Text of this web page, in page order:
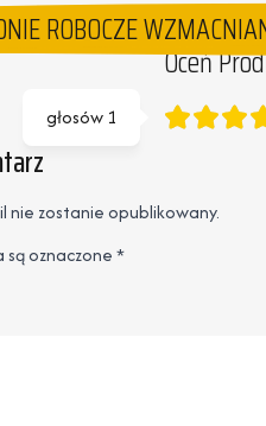
ROBOCZE
Oceń
głosów 1
nie zostanie opublikowany.
oznaczone*